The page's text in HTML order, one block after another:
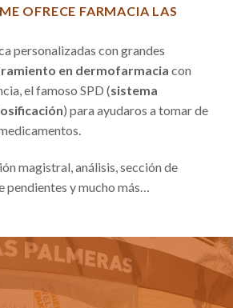
OFRECE FARMACIA LAS
personalizadas con grandes
en dermofarmacia con
el famoso SPD (sistema
) para ayudaros a tomar de
magistral, análisis, sección de
pendientes y mucho más…